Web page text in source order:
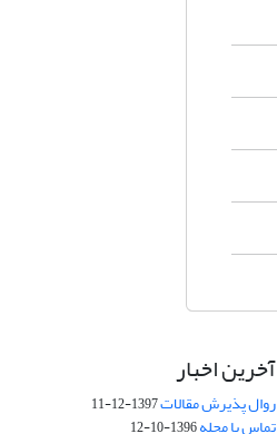
آخرین اخبار
روال پذیرش مقالات1397-12-11
تماس با مجله1396-10-12